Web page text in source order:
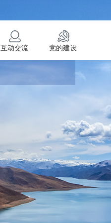
互动交流 党的建设